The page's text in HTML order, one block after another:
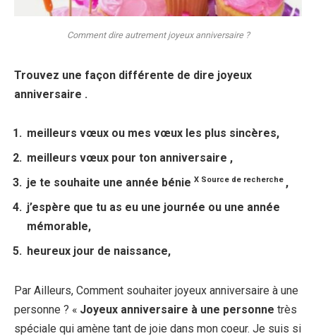
Comment dire autrement joyeux anniversaire ?
Trouvez une façon différente de dire joyeux
anniversaire .
meilleurs vœux ou mes vœux les plus sincères,
meilleurs vœux pour ton anniversaire ,
je te souhaite une année bénie X Source de recherche ,
j’espère que tu as eu une journée ou une année
mémorable,
heureux jour de naissance,
Par Ailleurs, Comment souhaiter joyeux anniversaire à une
personne ? « Joyeux anniversaire à une personne très
spéciale qui amène tant de joie dans mon coeur. Je suis si